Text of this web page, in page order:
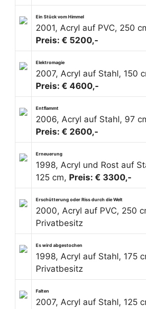
Ein Stück vom Himmel
2001, Acryl auf PVC, 250
Preis: € 5200,-
Elektromagie
2007, Acryl auf Stahl, 150
Preis: € 4600,-
Entflammt
2006, Acryl auf Stahl, 97
Preis: € 2600,-
Erneuerung
1998, Acryl und Rost auf
125 cm, Preis: € 3300,-
Erschütterung oder Riss durch die Welt
2000, Acryl auf PVC, 250
Privatbesitz
Es wird abgestochen
1998, Acryl auf Stahl, 175
Privatbesitz
Falten
2007, Acryl auf Stahl, 125